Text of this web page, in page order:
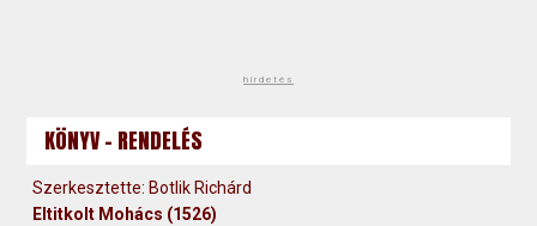
hirdetés
KÖNYV - RENDELÉS
Szerkesztette: Botlik Richárd
Eltitkolt Mohács (1526)